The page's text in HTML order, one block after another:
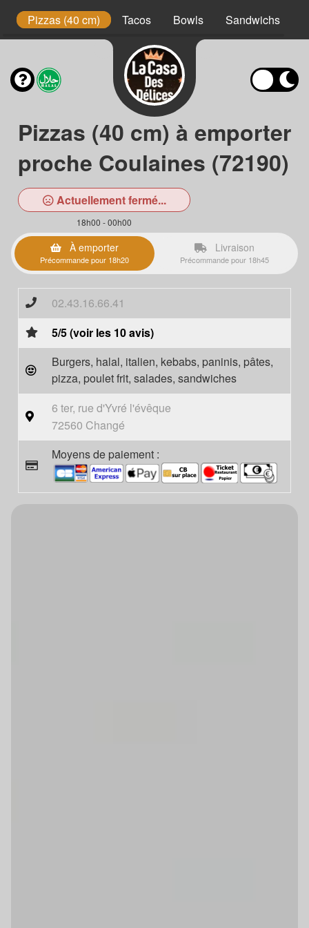
Pizzas (40 cm) Tacos Bowls Sandwichs
Pizzas (40 cm) à emporter
proche Coulaines (72190)
Actuellement fermé...
18h00 - 00h00
À emporter
Précommande pour 18h20
Livraison
Précommande pour 18h45
02.43.16.66.41
5/5 (voir les 10 avis)
Burgers, halal, italien, kebabs, paninis, pâtes,
pizza, poulet frit, salades, sandwiches
6 ter, rue d'Yvré l'évêque
72560 Changé
Moyens de paiement :